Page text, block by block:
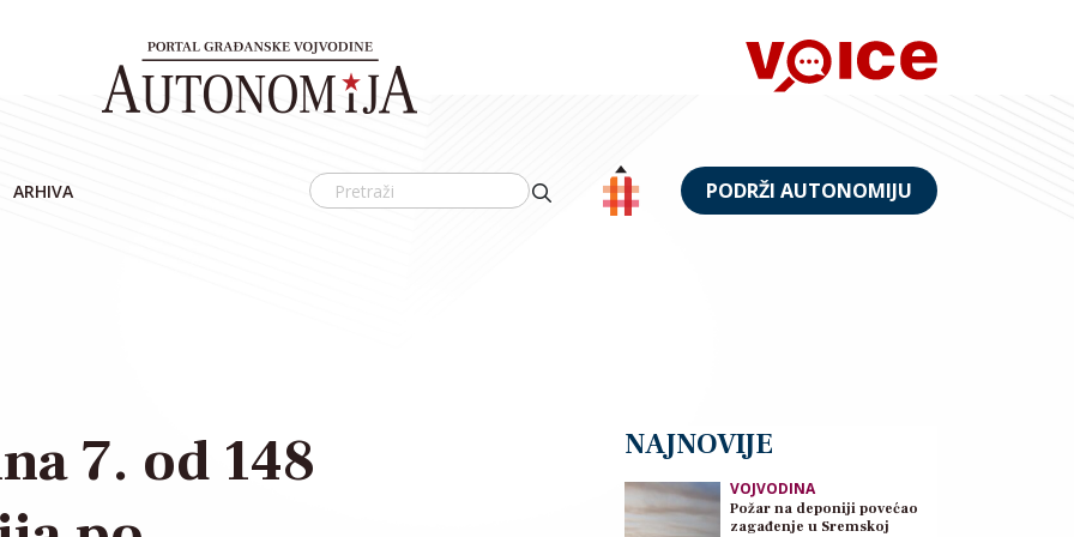
ARHIVA PODRŽI AUTONOMIJU
7. od 148
NAJNOVIJE
VOJVODINA
Požar na deponiji povećao
zagađenje u Sremskoj